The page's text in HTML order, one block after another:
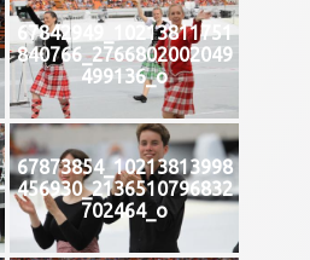
67842949_10213811751
840766_2766802002049
499136_o
67873854_10213813998
456930_2136510796832
702464_o